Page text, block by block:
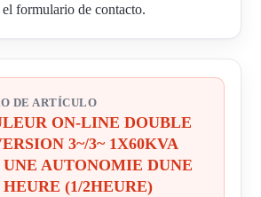
formulario de contacto.
DE ARTÍCULO
ON-LINE DOUBLE
3~/3~ 1X60KVA
AUTONOMIE DUNE
(1/2HEURE)